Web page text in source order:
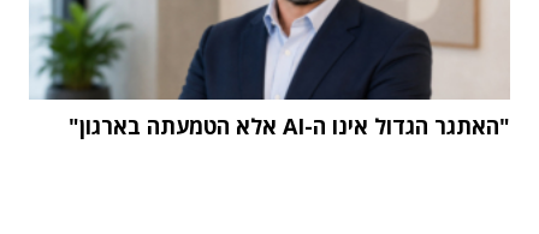
"האתגר הגדול אינו ה-AI אלא הטמעתה בארגון"